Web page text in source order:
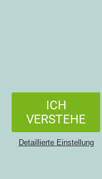
ICH
VERSTEHE
Detaillierte Einstellung